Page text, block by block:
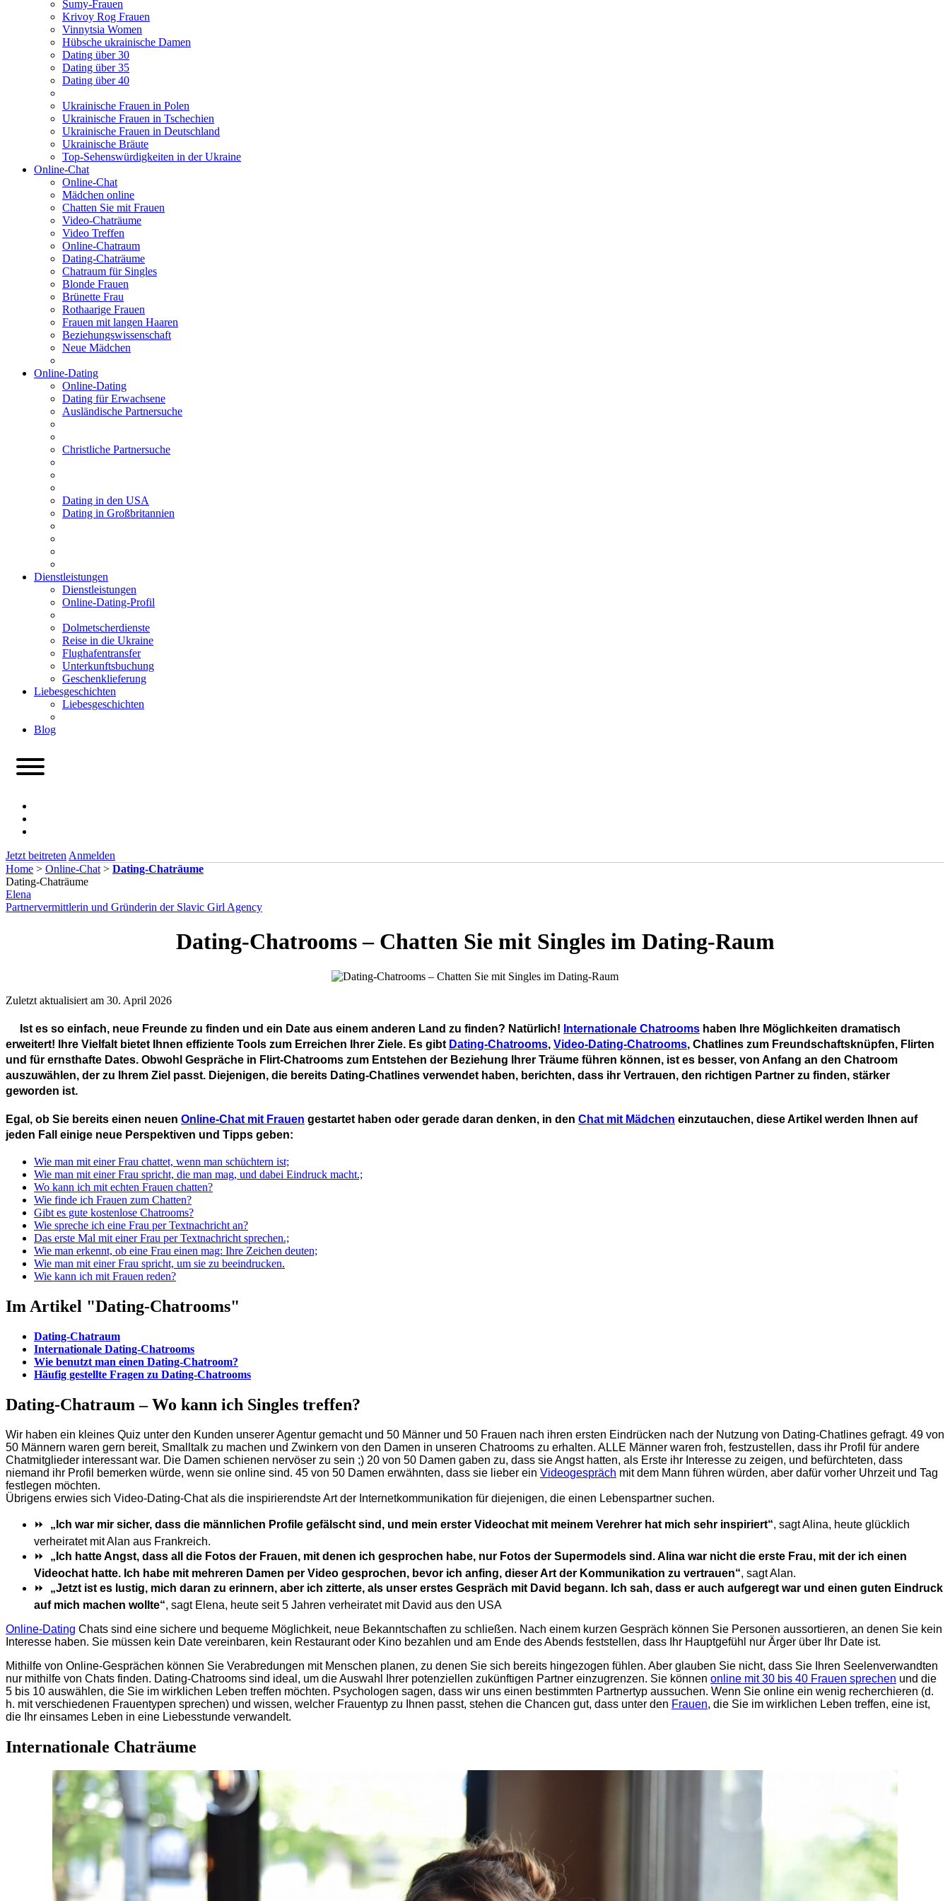
Sumy-Frauen
Krivoy Rog Frauen
Vinnytsia Women
Hübsche ukrainische Damen
Dating über 30
Dating über 35
Dating über 40
Ukrainische Frauen in Polen
Ukrainische Frauen in Tschechien
Ukrainische Frauen in Deutschland
Ukrainische Bräute
Top-Sehenswürdigkeiten in der Ukraine
Online-Chat
Online-Chat
Mädchen online
Chatten Sie mit Frauen
Video-Chaträume
Video Treffen
Online-Chatraum
Dating-Chaträume
Chatraum für Singles
Blonde Frauen
Brünette Frau
Rothaarige Frauen
Frauen mit langen Haaren
Beziehungswissenschaft
Neue Mädchen
Online-Dating
Online-Dating
Dating für Erwachsene
Ausländische Partnersuche
Christliche Partnersuche
Dating in den USA
Dating in Großbritannien
Dienstleistungen
Dienstleistungen
Online-Dating-Profil
Dolmetscherdienste
Reise in die Ukraine
Flughafentransfer
Unterkunftsbuchung
Geschenklieferung
Liebesgeschichten
Liebesgeschichten
Blog
Jetzt beitreten Anmelden
Home > Online-Chat > Dating-Chaträume
Dating-Chaträume
Elena
Partnervermittlerin und Gründerin der Slavic Girl Agency
Dating-Chatrooms – Chatten Sie mit Singles im Dating-Raum
Zuletzt aktualisiert am 30. April 2026
Ist es so einfach, neue Freunde zu finden und ein Date aus einem anderen Land zu finden? Natürlich! Internationale Chatrooms haben Ihre Möglichkeiten dramatisch
erweitert! Ihre Vielfalt bietet Ihnen effiziente Tools zum Erreichen Ihrer Ziele. Es gibt Dating-Chatrooms, Video-Dating-Chatrooms, Chatlines zum Freundschaftsknüpfen, Flirten
und für ernsthafte Dates. Obwohl Gespräche in Flirt-Chatrooms zum Entstehen der Beziehung Ihrer Träume führen können, ist es besser, von Anfang an den Chatroom
auszuwählen, der zu Ihrem Ziel passt. Diejenigen, die bereits Dating-Chatlines verwendet haben, berichten, dass ihr Vertrauen, den richtigen Partner zu finden, stärker
geworden ist.
Egal, ob Sie bereits einen neuen Online-Chat mit Frauen gestartet haben oder gerade daran denken, in den Chat mit Mädchen einzutauchen, diese Artikel werden Ihnen auf
jeden Fall einige neue Perspektiven und Tipps geben:
Wie man mit einer Frau chattet, wenn man schüchtern ist;
Wie man mit einer Frau spricht, die man mag, und dabei Eindruck macht.;
Wo kann ich mit echten Frauen chatten?
Wie finde ich Frauen zum Chatten?
Gibt es gute kostenlose Chatrooms?
Wie spreche ich eine Frau per Textnachricht an?
Das erste Mal mit einer Frau per Textnachricht sprechen.;
Wie man erkennt, ob eine Frau einen mag: Ihre Zeichen deuten;
Wie man mit einer Frau spricht, um sie zu beeindrucken.
Wie kann ich mit Frauen reden?
Im Artikel "Dating-Chatrooms"
Dating-Chatraum
Internationale Dating-Chatrooms
Wie benutzt man einen Dating-Chatroom?
Häufig gestellte Fragen zu Dating-Chatrooms
Dating-Chatraum – Wo kann ich Singles treffen?
Wir haben ein kleines Quiz unter den Kunden unserer Agentur gemacht und 50 Männer und 50 Frauen nach ihren ersten Eindrücken nach der Nutzung von Dating-Chatlines gefragt. 49 von
50 Männern waren gern bereit, Smalltalk zu machen und Zwinkern von den Damen in unseren Chatrooms zu erhalten. ALLE Männer waren froh, festzustellen, dass ihr Profil für andere
Chatmitglieder interessant war. Die Damen schienen nervöser zu sein ;) 20 von 50 Damen gaben zu, dass sie Angst hatten, als Erste ihr Interesse zu zeigen, und befürchteten, dass
niemand ihr Profil bemerken würde, wenn sie online sind. 45 von 50 Damen erwähnten, dass sie lieber ein Videogespräch mit dem Mann führen würden, aber dafür vorher Uhrzeit und Tag
festlegen möchten.
Übrigens erwies sich Video-Dating-Chat als die inspirierendste Art der Internetkommunikation für diejenigen, die einen Lebenspartner suchen.
⏩ „Ich war mir sicher, dass die männlichen Profile gefälscht sind, und mein erster Videochat mit meinem Verehrer hat mich sehr inspiriert“, sagt Alina, heute glücklich
verheiratet mit Alan aus Frankreich.
⏩ „Ich hatte Angst, dass all die Fotos der Frauen, mit denen ich gesprochen habe, nur Fotos der Supermodels sind. Alina war nicht die erste Frau, mit der ich einen
Videochat hatte. Ich habe mit mehreren Damen per Video gesprochen, bevor ich anfing, dieser Art der Kommunikation zu vertrauen“, sagt Alan.
⏩ „Jetzt ist es lustig, mich daran zu erinnern, aber ich zitterte, als unser erstes Gespräch mit David begann. Ich sah, dass er auch aufgeregt war und einen guten Eindruck
auf mich machen wollte“, sagt Elena, heute seit 5 Jahren verheiratet mit David aus den USA
Online-Dating Chats sind eine sichere und bequeme Möglichkeit, neue Bekanntschaften zu schließen. Nach einem kurzen Gespräch können Sie Personen aussortieren, an denen Sie kein
Interesse haben. Sie müssen kein Date vereinbaren, kein Restaurant oder Kino bezahlen und am Ende des Abends feststellen, dass Ihr Hauptgefühl nur Ärger über Ihr Date ist.
Mithilfe von Online-Gesprächen können Sie Verabredungen mit Menschen planen, zu denen Sie sich bereits hingezogen fühlen. Aber glauben Sie nicht, dass Sie Ihren Seelenverwandten
nur mithilfe von Chats finden. Dating-Chatrooms sind ideal, um die Auswahl Ihrer potenziellen zukünftigen Partner einzugrenzen. Sie können online mit 30 bis 40 Frauen sprechen und die
5 bis 10 auswählen, die Sie im wirklichen Leben treffen möchten. Psychologen sagen, dass wir uns einen bestimmten Partnertyp aussuchen. Wenn Sie online ein wenig recherchieren (d.
h. mit verschiedenen Frauentypen sprechen) und wissen, welcher Frauentyp zu Ihnen passt, stehen die Chancen gut, dass unter den Frauen, die Sie im wirklichen Leben treffen, eine ist,
die Ihr einsames Leben in eine Liebesstunde verwandelt.
Internationale Chaträume